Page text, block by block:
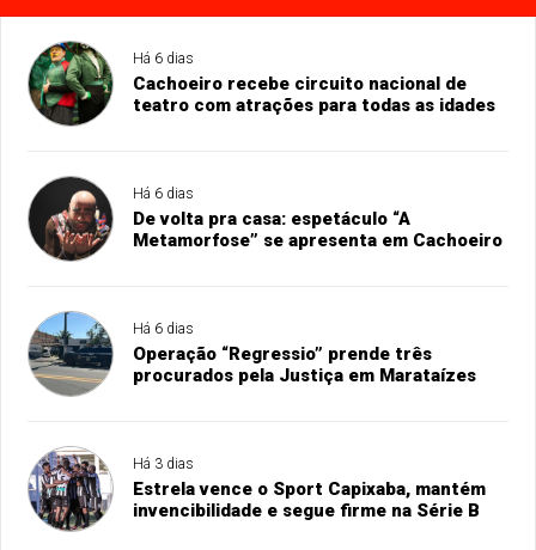
Há 6 dias
Cachoeiro recebe circuito nacional de
teatro com atrações para todas as idades
Há 6 dias
De volta pra casa: espetáculo “A
Metamorfose” se apresenta em Cachoeiro
Há 6 dias
Operação “Regressio” prende três
procurados pela Justiça em Marataízes
Há 3 dias
Estrela vence o Sport Capixaba, mantém
invencibilidade e segue firme na Série B